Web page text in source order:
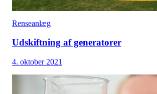
Renseanlæg
Udskiftning af generatorer
4. oktober 2021